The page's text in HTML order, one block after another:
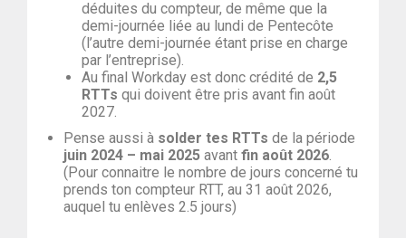
déduites du compteur, de même que la
demi-journée liée au lundi de Pentecôte
(l’autre demi-journée étant prise en charge
par l’entreprise).
Au final Workday est donc crédité de 2,5
RTTs qui doivent être pris avant fin août
2027.
Pense aussi à solder tes RTTs de la période
juin 2024 – mai 2025 avant fin août 2026.
(Pour connaitre le nombre de jours concerné tu
prends ton compteur RTT, au 31 août 2026,
auquel tu enlèves 2.5 jours)